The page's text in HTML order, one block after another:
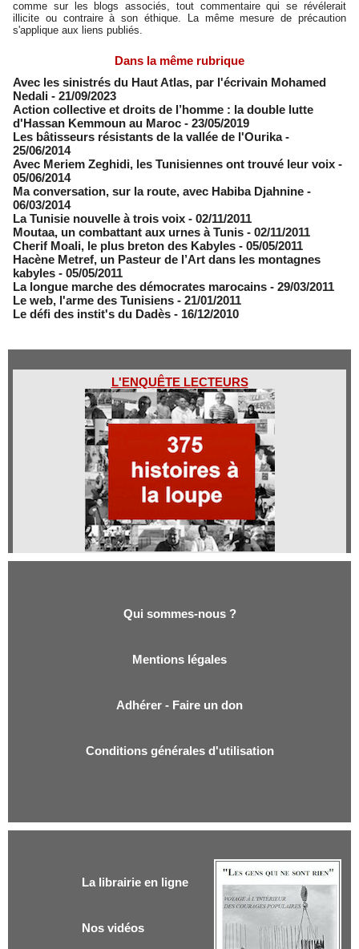
comme sur les blogs associés, tout commentaire qui se révélerait
illicite ou contraire à son éthique. La même mesure de précaution
s'applique aux liens publiés.
Dans la même rubrique
Avec les sinistrés du Haut Atlas, par l'écrivain Mohamed
Nedali - 21/09/2023
Action collective et droits de l’homme : la double lutte
d'Hassan Kemmoun au Maroc - 23/05/2019
Les bâtisseurs résistants de la vallée de l'Ourika -
25/06/2014
Avec Meriem Zeghidi, les Tunisiennes ont trouvé leur voix -
05/06/2014
Ma conversation, sur la route, avec Habiba Djahnine -
06/03/2014
La Tunisie nouvelle à trois voix - 02/11/2011
Moutaa, un combattant aux urnes à Tunis - 02/11/2011
Cherif Moali, le plus breton des Kabyles - 05/05/2011
Hacène Metref, un Pasteur de l’Art dans les montagnes
kabyles - 05/05/2011
La longue marche des démocrates marocains - 29/03/2011
Le web, l'arme des Tunisiens - 21/01/2011
Le défi des instit's du Dadès - 16/12/2010
L'ENQUÊTE LECTEURS
Qui sommes-nous ?
Mentions légales
Adhérer - Faire un don
Conditions générales d'utilisation
La librairie en ligne
Nos vidéos